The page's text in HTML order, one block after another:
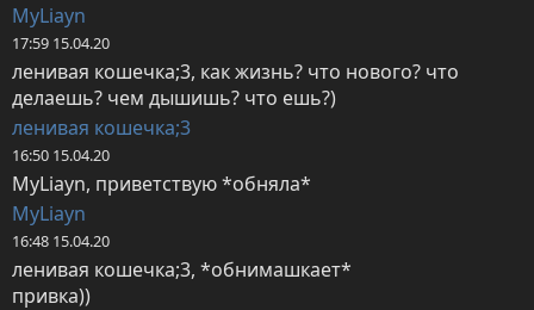
MyLiayn
17:59 15.04.20
ленивая кошечка;3, как жизнь? что нового? что
делаешь? чем дышишь? что ешь?)
ленивая кошечка;3
16:50 15.04.20
MyLiayn, приветствую *обняла*
MyLiayn
16:48 15.04.20
ленивая кошечка;3, *обнимашкает*
привка))